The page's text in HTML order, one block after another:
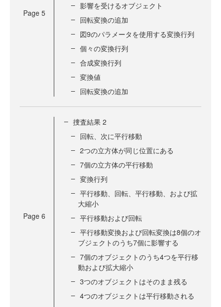
Page 5
影響を受けるオブジェクト
回転変換の追加
図9のパラメータを使用する変換行列
個々の変換行列
合成変換行列
変換値
回転変換の追加
Page 6
捜査結果 2
回転、次に平行移動
2つの立方体が同じ位置にある
7個の立方体の平行移動
変換行列
平行移動、回転、平行移動、および拡
大縮小
平行移動および回転
平行移動変換および回転変換は8個のオ
ブジェクトのうち7個に影響する
7個のオブジェクトのうち4つを平行移
動および拡大縮小
3つのオブジェクトはそのまま残る
4つのオブジェクトは平行移動される